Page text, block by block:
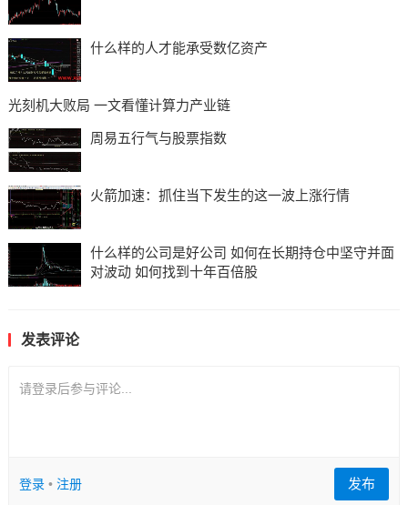
什么样的人才能承受数亿资产
光刻机大败局 一文看懂计算力产业链
周易五行气与股票指数
火箭加速：抓住当下发生的这一波上涨行情
什么样的公司是好公司 如何在长期持仓中坚守并面
对波动 如何找到十年百倍股
发表评论
请登录后参与评论...
登录• 注册 发布